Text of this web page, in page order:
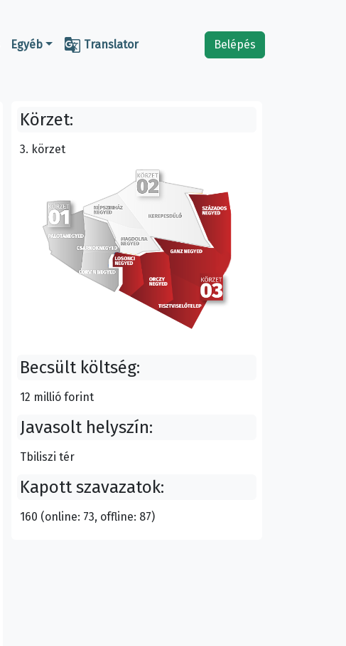
Egyéb  Translator Belépés
Körzet:
3. körzet
Becsült költség:
12 millió forint
Javasolt helyszín:
Tbiliszi tér
Kapott szavazatok:
160 (online: 73, offline: 87)